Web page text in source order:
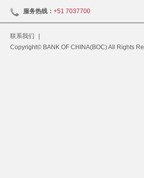
服务热线： +51 7037700
联系我们
Copyright© BANK OF CHINA(BOC) All Rights